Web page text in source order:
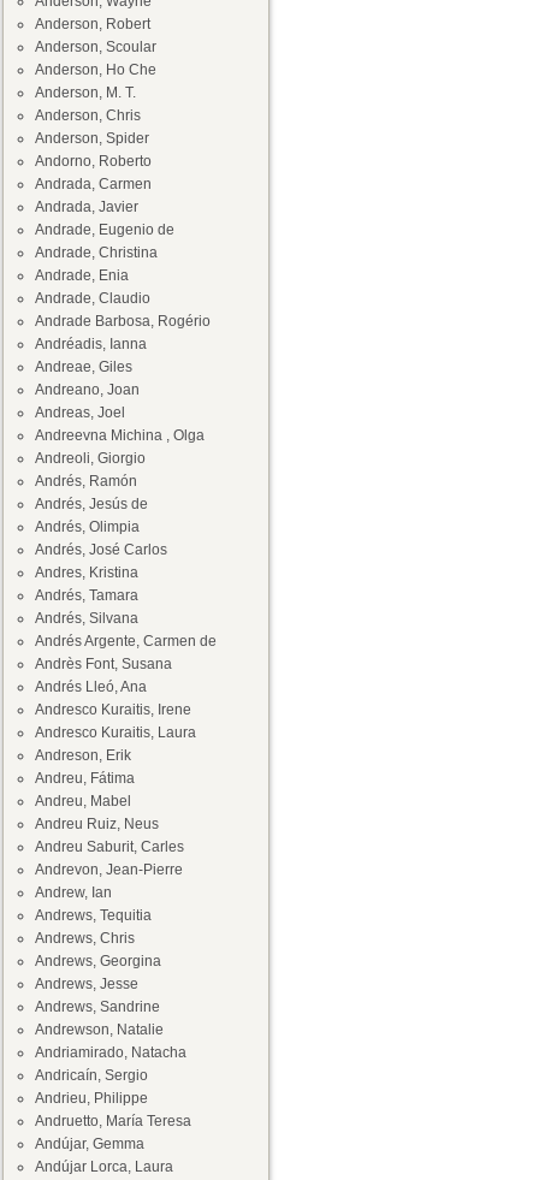
Anderson, Robert
Anderson, Scoular
Anderson, Ho Che
Anderson, M. T.
Anderson, Chris
Anderson, Spider
Andorno, Roberto
Andrada, Carmen
Andrada, Javier
Andrade, Eugenio de
Andrade, Christina
Andrade, Enia
Andrade, Claudio
Andrade Barbosa, Rogério
Andréadis, Ianna
Andreae, Giles
Andreano, Joan
Andreas, Joel
Andreevna Michina , Olga
Andreoli, Giorgio
Andrés, Ramón
Andrés, Jesús de
Andrés, Olimpia
Andrés, José Carlos
Andres, Kristina
Andrés, Tamara
Andrés, Silvana
Andrés Argente, Carmen de
Andrès Font, Susana
Andrés Lleó, Ana
Andresco Kuraitis, Irene
Andresco Kuraitis, Laura
Andreson, Erik
Andreu, Fátima
Andreu, Mabel
Andreu Ruiz, Neus
Andreu Saburit, Carles
Andrevon, Jean-Pierre
Andrew, Ian
Andrews, Tequitia
Andrews, Chris
Andrews, Georgina
Andrews, Jesse
Andrews, Sandrine
Andrewson, Natalie
Andriamirado, Natacha
Andricaín, Sergio
Andrieu, Philippe
Andruetto, María Teresa
Andújar, Gemma
Andújar Lorca, Laura